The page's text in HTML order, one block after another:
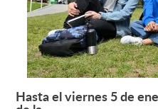
Hasta el viernes 5 de